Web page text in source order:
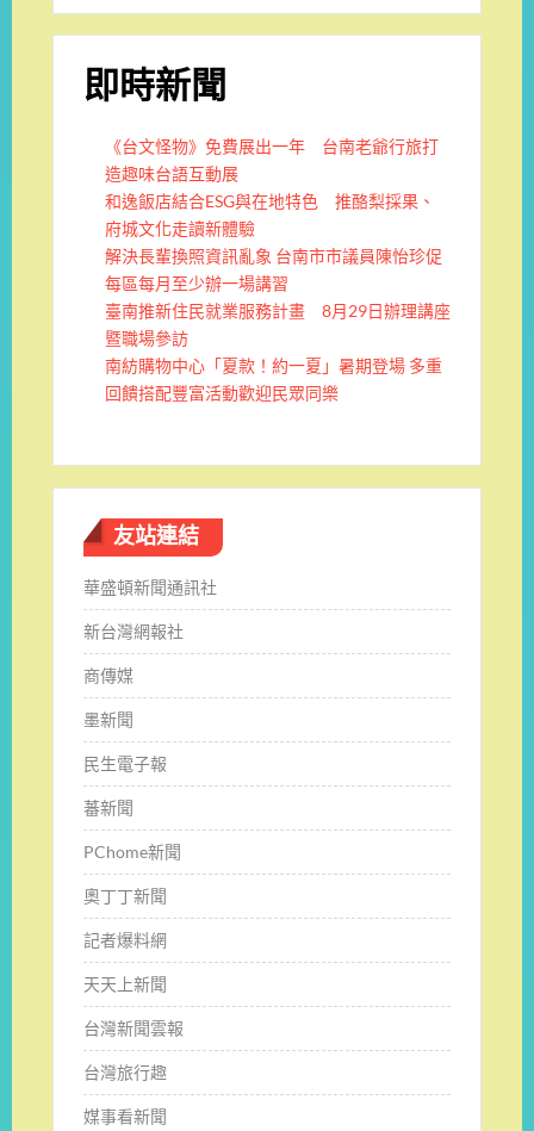
即時新聞
《台文怪物》免費展出一年 台南老爺行旅打
造趣味台語互動展
和逸飯店結合ESG與在地特色 推酪梨採果、
府城文化走讀新體驗
解決長輩換照資訊亂象 台南市市議員陳怡珍促
每區每月至少辦一場講習
臺南推新住民就業服務計畫 8月29日辦理講座
暨職場參訪
南紡購物中心「夏款！約一夏」暑期登場 多重
回饋搭配豐富活動歡迎民眾同樂
友站連結
華盛頓新聞通訊社
新台灣網報社
商傳媒
墨新聞
民生電子報
蕃新聞
PChome新聞
奧丁丁新聞
記者爆料網
天天上新聞
台灣新聞雲報
台灣旅行趣
媒事看新聞